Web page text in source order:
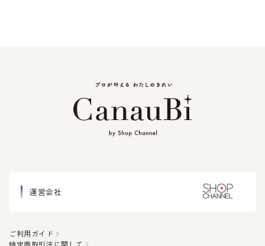
運営会社
ご利用ガイド
特定商取引法に関して